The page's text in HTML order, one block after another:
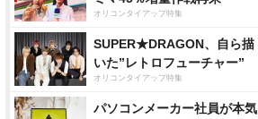
オリコンタイアップ特集
SUPER★DRAGON、自ら描
いた”レトロフューチャー”
オリコンタイアップ特集
パソコンメーカー社員が本気